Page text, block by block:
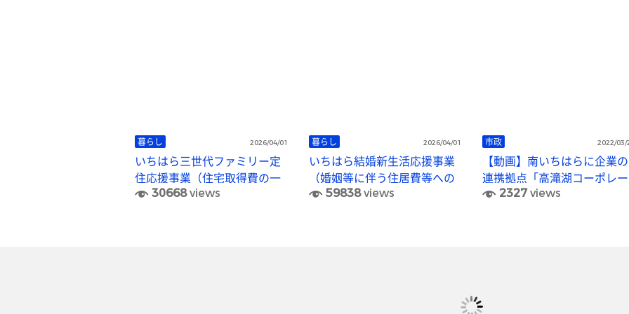
暮らし 2026/04/01
いちはら三世代ファミリー定
住応援事業（住宅取得費の一
部補助）
30668views
暮らし 2026/04/01
いちはら結婚新生活応援事業
（婚姻等に伴う住居費等への
補助）59838 views
市政 2022/03/
【動画】南いちはらに企業の
連携拠点「高滝湖コーポレー
トオフィス」をオープン
2327views